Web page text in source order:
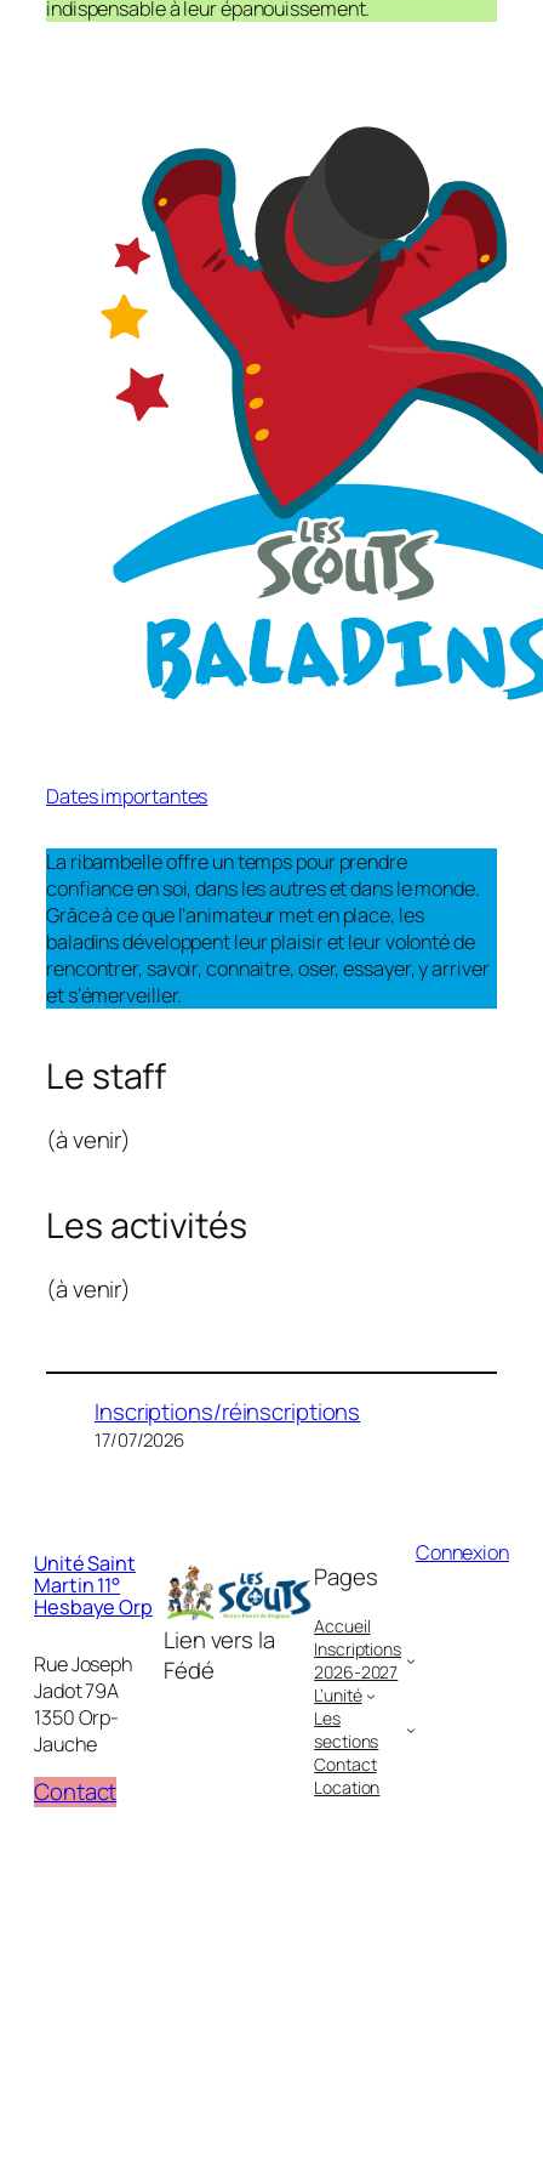
indispensable à leur épanouissement.
Dates importantes
La ribambelle offre un temps pour prendre
confiance en soi, dans les autres et dans le monde.
Grâce à ce que l’animateur met en place, les
baladins développent leur plaisir et leur volonté de
rencontrer, savoir, connaitre, oser, essayer, y arriver
et s’émerveiller.
Le staff
(à venir)
Les activités
(à venir)
Inscriptions/réinscriptions
17/07/2026
Unité Saint
Martin 11°
Hesbaye Orp
Rue Joseph
Jadot 79A
1350 Orp-
Jauche
Contact
Lien vers la
Fédé
Pages
Accueil
Inscriptions
2026-2027
L’unité
Les
sections
Contact
Location
Connexion